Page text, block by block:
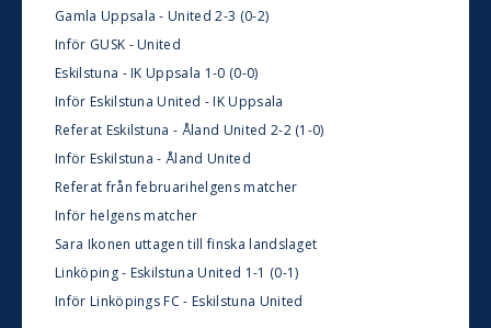
Gamla Uppsala - United 2-3 (0-2)
Inför GUSK - United
Eskilstuna - IK Uppsala 1-0 (0-0)
Inför Eskilstuna United - IK Uppsala
Referat Eskilstuna - Åland United 2-2 (1-0)
Inför Eskilstuna - Åland United
Referat från februarihelgens matcher
Inför helgens matcher
Sara Ikonen uttagen till finska landslaget
Linköping - Eskilstuna United 1-1 (0-1)
Inför Linköpings FC - Eskilstuna United